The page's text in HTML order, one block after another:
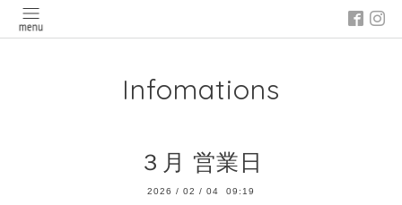
Infomations
３月 営業日
2026 / 02 / 04 09:19